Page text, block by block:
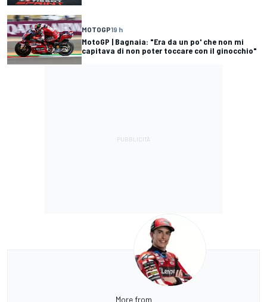
MOTOGP19 h
MotoGP | Bagnaia: "Era da un po' che non mi
capitava di non poter toccare con il ginocchio"
More from